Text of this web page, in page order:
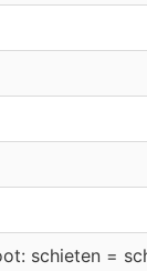
schieten =